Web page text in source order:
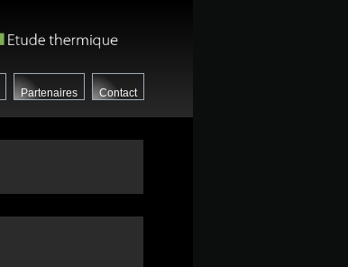
Partenaires Contact